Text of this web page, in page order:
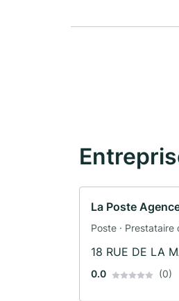
La Poste
Poste ·
18 RUE DE LA
0.0 (0)